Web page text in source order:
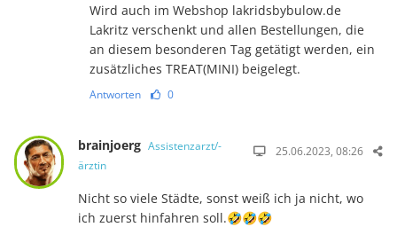
Wird auch im Webshop lakridsbybulow.de
Lakritz verschenkt und allen Bestellungen, die
an diesem besonderen Tag getätigt werden, ein
zusätzliches TREAT(MINI) beigelegt.
Antworten 0
brainjoerg Assistenzarzt/-
ärztin
25.06.2023, 08:26
Nicht so viele Städte, sonst weiß ich ja nicht, wo
ich zuerst hinfahren soll.🤣🤣🤣